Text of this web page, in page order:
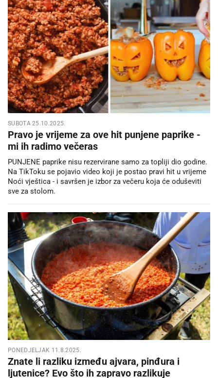
SUBOTA 25.10.2025.
Pravo je vrijeme za ove hit punjene paprike -
mi ih radimo večeras
PUNJENE paprike nisu rezervirane samo za topliji dio godine.
Na TikToku se pojavio video koji je postao pravi hit u vrijeme
Noći vještica - i savršen je izbor za večeru koja će oduševiti
sve za stolom.
PONEDJELJAK 11.8.2025.
Znate li razliku između ajvara, pinđura i
ljutenice? Evo što ih zapravo razlikuje